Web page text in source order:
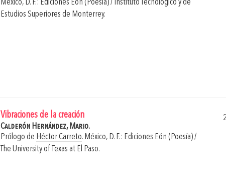
México, D. F.: Ediciones Eón (Poesía) / Instituto Tecnológico y de
Estudios Superiores de Monterrey.
Vibraciones de la creación
Calderón Hernández, Mario.
Prólogo de Héctor Carreto. México, D. F.: Ediciones Eón (Poesía) /
The University of Texas at El Paso.